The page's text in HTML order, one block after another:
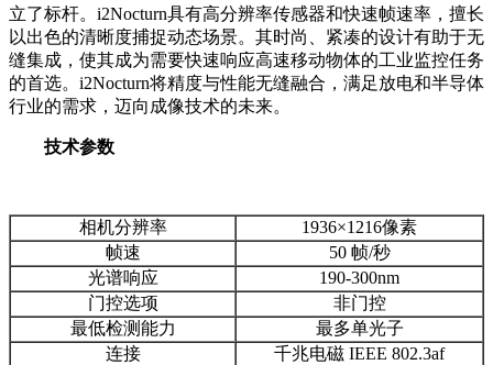
立了标杆。i2Nocturn具有高分辨率传感器和快速帧速率，擅长
以出色的清晰度捕捉动态场景。其时尚、紧凑的设计有助于无
缝集成，使其成为需要快速响应高速移动物体的工业监控任务
的首选。i2Nocturn将精度与性能无缝融合，满足放电和半导体
行业的需求，迈向成像技术的未来。
技术参数
相机分辨率
1936×1216像素
帧速
50 帧/秒
光谱响应
190-300nm
门控选项
非门控
最低检测能力
最多单光子
连接
千兆电磁 IEEE 802.3af